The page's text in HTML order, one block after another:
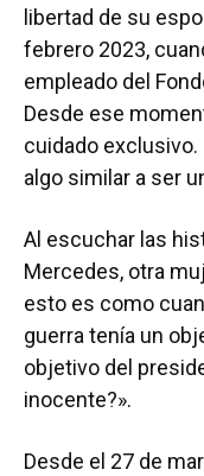
libertad de su
febrero 2023,
empleado del
Desde ese
cuidado
algo similar a ser
Al escuchar las
Mercedes, otra
esto es como
guerra tenía un
objetivo del
inocente?».
Desde el 27 de